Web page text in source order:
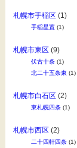
札幌市手稲区 (1)
手稲星置(1)
札幌市東区 (9)
伏古十条(1)
北二十五条東(1)
札幌市白石区 (2)
東札幌四条(1)
札幌市西区 (2)
二十四軒四条(1)